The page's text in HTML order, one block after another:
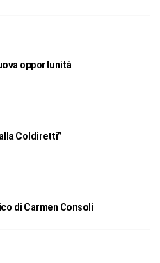
opportunità
Coldiretti”
di Carmen Consoli